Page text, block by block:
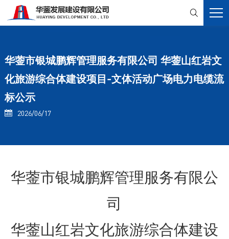

华蓥市银城鹏辉管理服务有限公司 华蓥山红岩文
化旅游综合体建设项目-文体活动广场电力电缆流
标公示
 2026/06/17
华蓥市银城鹏辉管理服务有限公
司
华蓥山红岩文化旅游综合体建设